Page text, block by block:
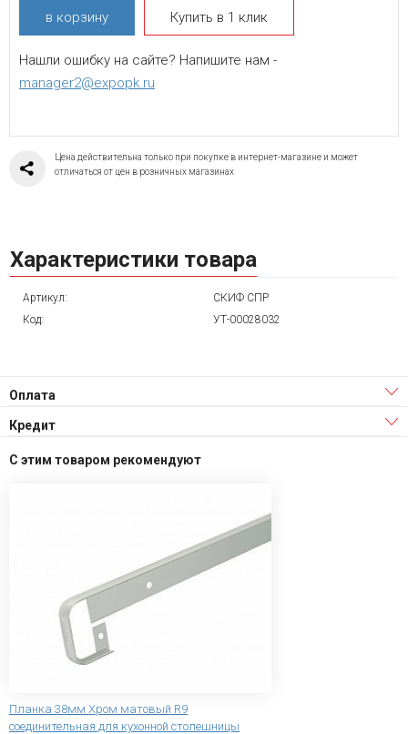
в корзину Купить в 1 клик
Нашли ошибку на сайте? Напишите нам -
manager2@expopk.ru
Цена действительна только при покупке в интернет-магазине и может
отличаться от цен в розничных магазинах
Характеристики товара
Артикул:
СКИФ СПР
Код:
УТ-00028032
Оплата
Кредит
С этим товаром рекомендуют
Планка 38мм Хром матовый R9
соединительная для кухонной столешницы